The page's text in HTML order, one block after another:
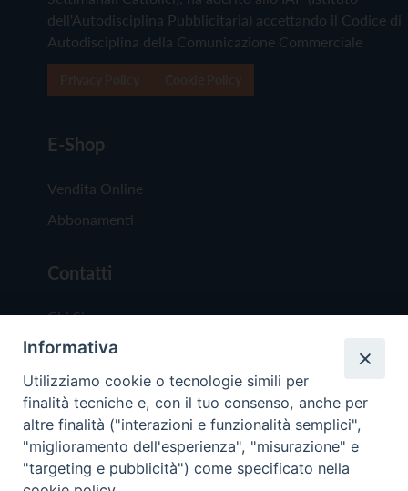
dell'Autodisciplina Pubblicitaria) accettando il Codice di
Autodisciplina della Comunicazione Commerciale
E-Shop
Vendita Online
Abbonamenti
Contatti
Chi Siamo
Redazione
Scrivici
Informativa
Utilizziamo cookie o tecnologie simili per
finalità tecniche e, con il tuo consenso, anche per
altre finalità ("interazioni e funzionalità semplici",
"miglioramento dell'esperienza", "misurazione" e
"targeting e pubblicità") come specificato nella